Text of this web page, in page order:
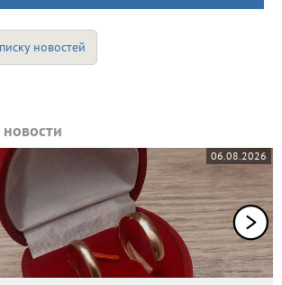
новостей
06.08.2026